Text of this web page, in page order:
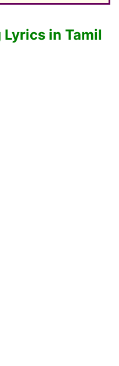
Lyrics in Tamil